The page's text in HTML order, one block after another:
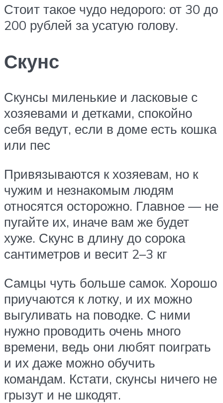
Стоит такое чудо недорого: от 30 до
200 рублей за усатую голову.
Скунс
Скунсы миленькие и ласковые с
хозяевами и детками, спокойно
себя ведут, если в доме есть кошка
или пес
Привязываются к хозяевам, но к
чужим и незнакомым людям
относятся осторожно. Главное — не
пугайте их, иначе вам же будет
хуже. Скунс в длину до сорока
сантиметров и весит 2–3 кг
Самцы чуть больше самок. Хорошо
приучаются к лотку, и их можно
выгуливать на поводке. С ними
нужно проводить очень много
времени, ведь они любят поиграть
и их даже можно обучить
командам. Кстати, скунсы ничего не
грызут и не шкодят.